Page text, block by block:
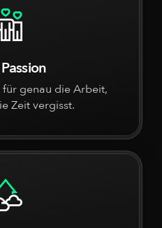
für genau die Arbeit,
Zeit vergisst.